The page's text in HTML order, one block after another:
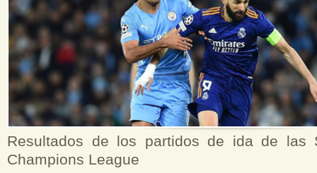
Resultados de los partidos de ida de las
Champions League